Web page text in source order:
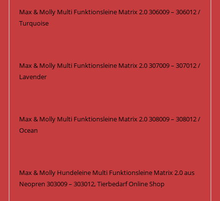
Max & Molly Multi Funktionsleine Matrix 2.0 306009 – 306012 /
Turquoise
Max & Molly Multi Funktionsleine Matrix 2.0 307009 – 307012 /
Lavender
Max & Molly Multi Funktionsleine Matrix 2.0 308009 – 308012 /
Ocean
Max & Molly Hundeleine Multi Funktionsleine Matrix 2.0 aus
Neopren 303009 – 303012, Tierbedarf Online Shop